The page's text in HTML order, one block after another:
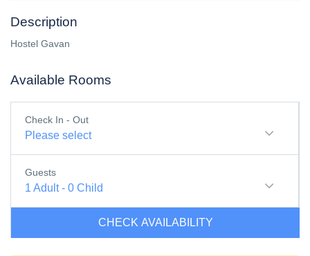
Description
Hostel Gavan
Available Rooms
Check In - Out
Please select
Guests
1 Adult- 0 Child
CHECK AVAILABILITY